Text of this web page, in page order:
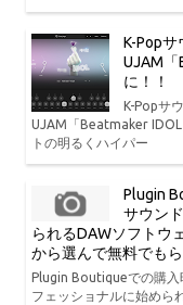
K-Pop
UJAM「
に！！
K-Popサ
UJAM「Beatmaker IDOL
トの明るくハイパー
Plugin
サウン
られるDAWソフトウ
から選んで無料でもら
Plugin Boutiqueでの購入
フェッショナルに始めら